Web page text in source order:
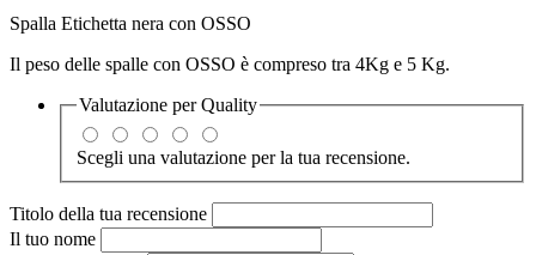
Spalla Etichetta nera con OSSO
Il peso delle spalle con OSSO è compreso tra 4Kg e 5 Kg.
Valutazione perQuality
Scegli una valutazione per la tua recensione.
Titolo della tua recensione
Il tuo nome